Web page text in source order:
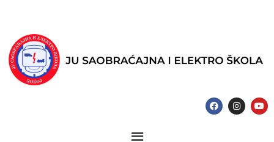
content
F
a
c
I
n
s
Y
o
u
Menu